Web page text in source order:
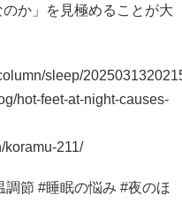
か」を見極めることが大
sleep/
hot-feet-at-night-causes-
koramu-211/
節 #睡眠の悩み #夜のほ